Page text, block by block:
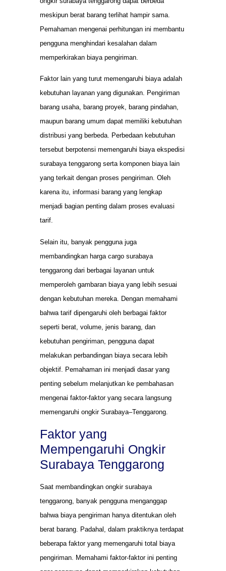
meskipun berat barang terlihat hampir sama.
Pemahaman mengenai perhitungan ini membantu
pengguna menghindari kesalahan dalam
memperkirakan biaya pengiriman.
Faktor lain yang turut memengaruhi biaya adalah
kebutuhan layanan yang digunakan. Pengiriman
barang usaha, barang proyek, barang pindahan,
maupun barang umum dapat memiliki kebutuhan
distribusi yang berbeda. Perbedaan kebutuhan
tersebut berpotensi memengaruhi biaya ekspedisi
surabaya tenggarong serta komponen biaya lain
yang terkait dengan proses pengiriman. Oleh
karena itu, informasi barang yang lengkap
menjadi bagian penting dalam proses evaluasi
tarif.
Selain itu, banyak pengguna juga
membandingkan harga cargo surabaya
tenggarong dari berbagai layanan untuk
memperoleh gambaran biaya yang lebih sesuai
dengan kebutuhan mereka. Dengan memahami
bahwa tarif dipengaruhi oleh berbagai faktor
seperti berat, volume, jenis barang, dan
kebutuhan pengiriman, pengguna dapat
melakukan perbandingan biaya secara lebih
objektif. Pemahaman ini menjadi dasar yang
penting sebelum melanjutkan ke pembahasan
mengenai faktor-faktor yang secara langsung
memengaruhi ongkir Surabaya–Tenggarong.
Faktor yang
Mempengaruhi Ongkir
Surabaya Tenggarong
Saat membandingkan ongkir surabaya
tenggarong, banyak pengguna menganggap
bahwa biaya pengiriman hanya ditentukan oleh
berat barang. Padahal, dalam praktiknya terdapat
beberapa faktor yang memengaruhi total biaya
pengiriman. Memahami faktor-faktor ini penting